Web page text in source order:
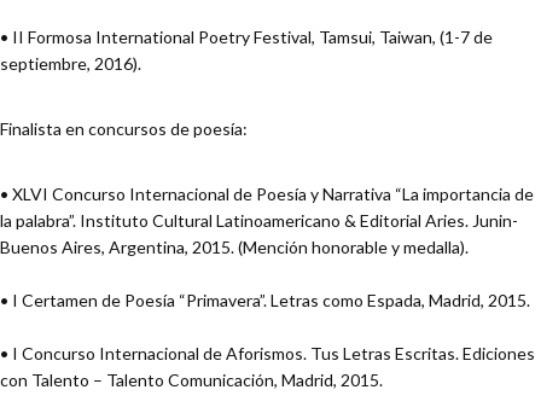
• II Formosa International Poetry Festival, Tamsui, Taiwan, (1-7 de
septiembre, 2016).
Finalista en concursos de poesía:
• XLVI Concurso Internacional de Poesía y Narrativa “La importancia de
la palabra”. Instituto Cultural Latinoamericano & Editorial Aries. Junin-
Buenos Aires, Argentina, 2015. (Mención honorable y medalla).
• I Certamen de Poesía “Primavera”. Letras como Espada, Madrid, 2015.
• I Concurso Internacional de Aforismos. Tus Letras Escritas. Ediciones
con Talento – Talento Comunicación, Madrid, 2015.